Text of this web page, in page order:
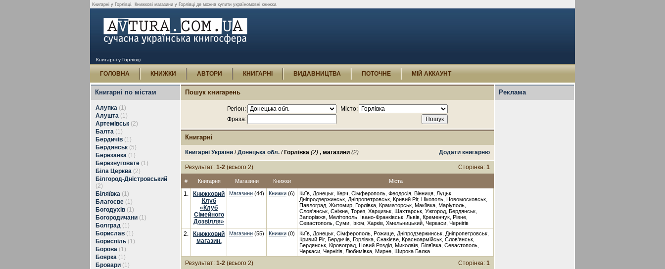
Книгарні у Горлівці. Книжкові магазини у Горлівці де можна купити україномовні книжки.
Книгарні у Горлівці
ГОЛОВНА КНИЖКИ АВТОРИ КНИГАРНІ ВИДАВНИЦТВА ПОТОЧНЕ МІЙ АККАУНТ
Книгарні по містам
Алупка (1)
Алушта (1)
Артемівськ (2)
Балта (1)
Бердичів (1)
Бердянськ (5)
Березанка (1)
Березнуговате (1)
Біла Церква (2)
Білгород-Дністровський
(2)
Біляївка (1)
Благоєве (1)
Богодухів (1)
Богородичани (1)
Болград (1)
Борислав (1)
Бориспіль (1)
Борова (1)
Боярка (1)
Бровари (1)
Пошук книгарень
Регіон:
Місто:
Фраза:
Книгарні
Книгарні України /Донецька обл. / Горлівка (2) , магазини (2) Додати книгарню
Результат: 1-2 (всього 2) Сторінка: 1
# Книгарня Магазини Книжки Міста
1.
Книжковий
Клуб
«Клуб
Сімейного
Дозвілля»
Магазини (44) Книжки (6)
Київ, Донецьк, Керч, Сімферополь, Феодосія, Вінниця, Луцьк,
Дніпродзержинськ, Дніпропетровськ, Кривий Ріг, Нікополь, Новомосковськ,
Павлоград, Житомир, Горлівка, Краматорськ, Макіївка, Маріуполь,
Слов'янськ, Сніжне, Торез, Харцизьк, Шахтарськ, Ужгород, Бердянськ,
Запоріжжя, Мелітополь, Івано-Франківськ, Львів, Кременчук, Рівне,
Севастополь, Суми, Ізюм, Харків, Хмельницький, Черкаси, Чернігів
2.
Книжковий
магазин.
Магазини (55) Книжки (0)
Київ, Донецьк, Сімферополь, Рожище, Дніпродзержинськ, Дніпропетровськ,
Кривий Ріг, Бердичів, Горлівка, Єнакієве, Красноармійськ, Слов'янськ,
Бердянськ, Кіровоград, Новий Розділ, Миколаїв, Біляївка, Севастополь,
Черкаси, Чернігів, Любимівка, Мирне, Широка Балка
Результат: 1-2 (всього 2) Сторінка: 1
Реклама